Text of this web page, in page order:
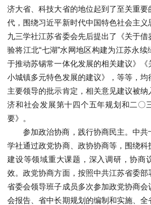
济大省、科技大省的地位起到了至关重要
代，围绕习近平新时代中国特色社会主义
九三学社江苏省委会先后提出了《关于
验将江北“七湖”水网地区构建为江苏永续
于推动苏锡常一体化发展的相关建议》《
小城镇多元特色发展的建议》，等等，均
主要领导的批示肯定，相关意见建议被
济和社会发展第十四个五年规划和二〇
要》。
参加政治协商，践行协商民主。中共
学社通过政党协商、政协协商等，围绕科
建设等领域重大课题，深入调研，协商
效。政党协商方面，按照中共江苏省委部
省委会领导班子成员多次参加政党协商会
会报告、省中长期规划的编制和实施、全